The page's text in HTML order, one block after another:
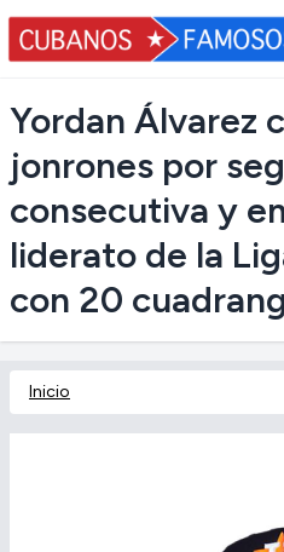
Yordan Álvarez
jonrones por
consecutiva y
liderato de la
con 20
Inicio